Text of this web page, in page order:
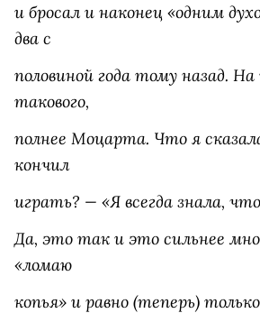
и бросал и наконец «одним
два с
половиной года тому назад.
такового,
полнее Моцарта. Что я
кончил
играть? — «Я всегда знала,
Да, это так и это сильнее
«ломаю
копья» и равно (теперь)